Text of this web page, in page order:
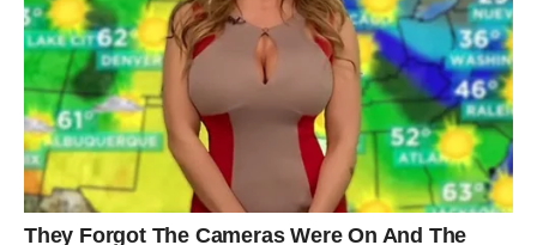
kućanstvu. U većini slučajeva, nema potrebe za ekstremnim
temperaturama.